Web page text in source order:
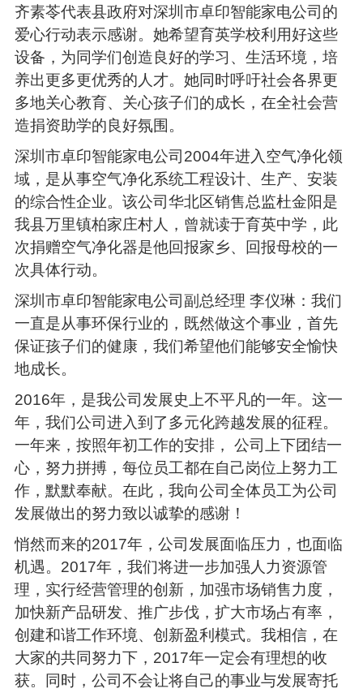
齐素苓代表县政府对深圳市卓印智能家电公司的
爱心行动表示感谢。她希望育英学校利用好这些
设备，为同学们创造良好的学习、生活环境，培
养出更多更优秀的人才。她同时呼吁社会各界更
多地关心教育、关心孩子们的成长，在全社会营
造捐资助学的良好氛围。
深圳市卓印智能家电公司2004年进入空气净化领
域，是从事空气净化系统工程设计、生产、安装
的综合性企业。该公司华北区销售总监杜金阳是
我县万里镇柏家庄村人，曾就读于育英中学，此
次捐赠空气净化器是他回报家乡、回报母校的一
次具体行动。
深圳市卓印智能家电公司副总经理 李仪琳：我们
一直是从事环保行业的，既然做这个事业，首先
保证孩子们的健康，我们希望他们能够安全愉快
地成长。
2016年，是我公司发展史上不平凡的一年。这一
年，我们公司进入到了多元化跨越发展的征程。
一年来，按照年初工作的安排， 公司上下团结一
心，努力拼搏，每位员工都在自己岗位上努力工
作，默默奉献。在此，我向公司全体员工为公司
发展做出的努力致以诚挚的感谢！
悄然而来的2017年，公司发展面临压力，也面临
机遇。2017年，我们将进一步加强人力资源管
理，实行经营管理的创新，加强市场销售力度，
加快新产品研发、推广步伐，扩大市场占有率，
创建和谐工作环境、创新盈利模式。我相信，在
大家的共同努力下，2017年一定会有理想的收
获。同时，公司不会让将自己的事业与发展寄托